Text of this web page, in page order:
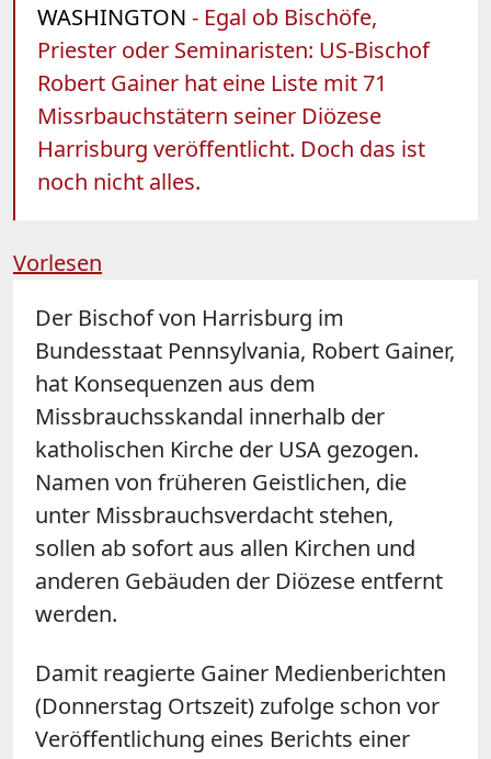
WASHINGTON - Egal ob Bischöfe,
Priester oder Seminaristen: US-Bischof
Robert Gainer hat eine Liste mit 71
Missrbauchstätern seiner Diözese
Harrisburg veröffentlicht. Doch das ist
noch nicht alles.
Vorlesen
Der Bischof von Harrisburg im
Bundesstaat Pennsylvania, Robert Gainer,
hat Konsequenzen aus dem
Missbrauchsskandal innerhalb der
katholischen Kirche der USA gezogen.
Namen von früheren Geistlichen, die
unter Missbrauchsverdacht stehen,
sollen ab sofort aus allen Kirchen und
anderen Gebäuden der Diözese entfernt
werden.
Damit reagierte Gainer Medienberichten
(Donnerstag Ortszeit) zufolge schon vor
Veröffentlichung eines Berichts einer